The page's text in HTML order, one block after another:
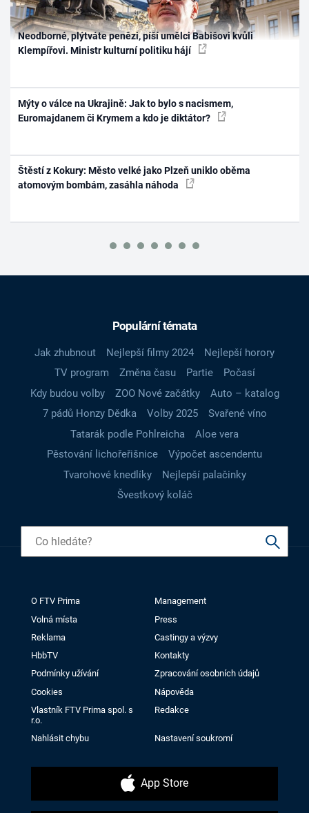
Neodborné, plýtváte penězi, píší umělci Babišovi kvůli
Klempířovi. Ministr kulturní politiku hájí
Mýty o válce na Ukrajině: Jak to bylo s nacismem,
Euromajdanem či Krymem a kdo je diktátor?
Štěstí z Kokury: Město velké jako Plzeň uniklo oběma
atomovým bombám, zasáhla náhoda
Populární témata
Jak zhubnout Nejlepší filmy 2024
Nejlepší horory
TV program
Změna času Partie
Počasí
Kdy budou volby
ZOO Nové začátky
Auto – katalog
7 pádů Honzy Dědka
Volby 2025
Svařené víno
Tatarák podle Pohlreicha
Aloe vera
Pěstování lichořeřišnice
Výpočet ascendentu
Tvarohové knedlíky
Nejlepší palačinky
Švestkový koláč
O FTV Prima
Management
Volná místa
Press
Reklama
Castingy a výzvy
HbbTV
Kontakty
Podmínky užívání
Zpracování osobních údajů
Cookies
Nápověda
Vlastník FTV Prima spol. s
r.o.
Redakce
Nahlásit chybu Nastavení soukromí
App Store